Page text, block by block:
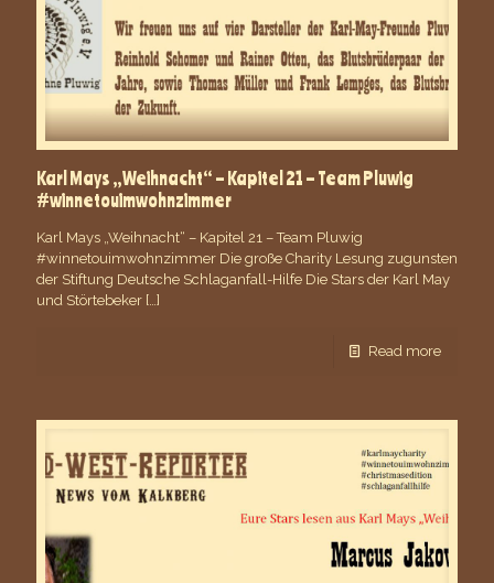
Karl Mays „Weihnacht“ – Kapitel 21 – Team Pluwig
#winnetouimwohnzimmer
Karl Mays „Weihnacht“ – Kapitel 21 – Team Pluwig
#winnetouimwohnzimmer Die große Charity Lesung zugunsten
der Stiftung Deutsche Schlaganfall-Hilfe Die Stars der Karl May
und Störtebeker […]
Read more